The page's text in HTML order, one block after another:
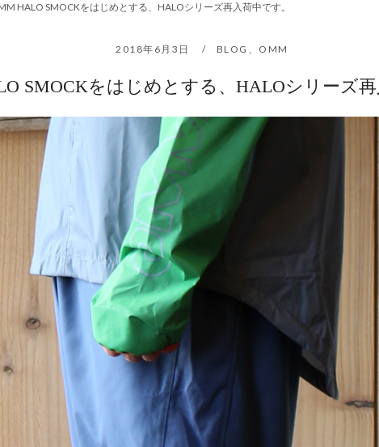
HALO SMOCKをはじめとする、HALOシリーズ再入荷中です。
2018年6月3日 BLOG 、 OMM
SMOCKをはじめとする、HALOシリーズ再